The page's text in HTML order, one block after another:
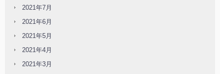
2021年7月
2021年6月
2021年5月
2021年4月
2021年3月